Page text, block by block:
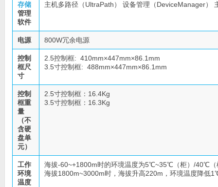
存储
管理
软件
主机多路径（UltraPath） 设备管理（DeviceManager）
电源 800W冗余电源
控制
框尺
寸
2.5控制框: 410mm×447mm×86.1mm
3.5寸控制框: 488mm×447mm×86.1mm
控制
框重
量
（不
含硬
盘单
元）
2.5寸控制框：16.4Kg
3.5寸控制框：16.3Kg
工作
环境
温度
海拔-60~+1800m时的环境温度为5℃~35℃（柜）/40℃（
海拔1800m~3000m时，海拔升高220m，环境温度降低